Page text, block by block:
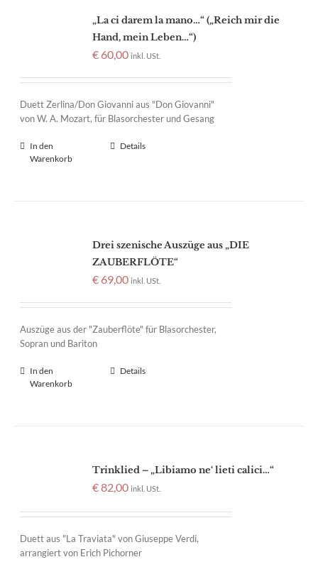
„La ci darem la mano…“ („Reich mir die
Hand, mein Leben…“)
€ 60,00 inkl. USt.
Duett Zerlina/Don Giovanni aus "Don Giovanni"
von W. A. Mozart, für Blasorchester und Gesang
In den
Warenkorb
Details
Drei szenische Auszüge aus „DIE
ZAUBERFLÖTE“
€ 69,00 inkl. USt.
Auszüge aus der "Zauberflöte" für Blasorchester,
Sopran und Bariton
In den
Warenkorb
Details
Trinklied – „Libiamo ne‘ lieti calici…“
€82,00 inkl. USt.
Duett aus "La Traviata" von Giuseppe Verdi,
arrangiert von Erich Pichorner